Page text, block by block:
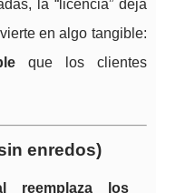
la “licencia” deja
en algo tangible:
que los clientes
enredos)
reemplaza los